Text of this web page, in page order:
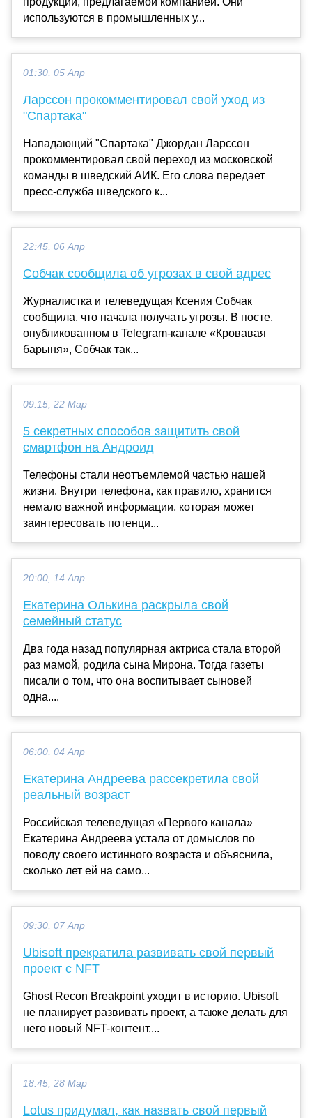
используются в промышленных у...
01:30, 05 Апр
Ларссон прокомментировал свой уход из
"Спартака"
Нападающий "Спартака" Джордан Ларссон
прокомментировал свой переход из московской
команды в шведский АИК. Его слова передает
пресс-служба шведского к...
22:45, 06 Апр
Собчак сообщила об угрозах в свой адрес
Журналистка и телеведущая Ксения Собчак
сообщила, что начала получать угрозы. В посте,
опубликованном в Telegram-канале «Кровавая
барыня», Собчак так...
09:15, 22 Мар
5 секретных способов защитить свой
смартфон на Андроид
Телефоны стали неотъемлемой частью нашей
жизни. Внутри телефона, как правило, хранится
немало важной информации, которая может
заинтересовать потенци...
20:00, 14 Апр
Екатерина Олькина раскрыла свой
семейный статус
Два года назад популярная актриса стала второй
раз мамой, родила сына Мирона. Тогда газеты
писали о том, что она воспитывает сыновей
одна....
06:00, 04 Апр
Екатерина Андреева рассекретила свой
реальный возраст
Российская телеведущая «Первого канала»
Екатерина Андреева устала от домыслов по
поводу своего истинного возраста и объяснила,
сколько лет ей на само...
09:30, 07 Апр
Ubisoft прекратила развивать свой первый
проект с NFT
Ghost Recon Breakpoint уходит в историю. Ubisoft
не планирует развивать проект, а также делать для
него новый NFT-контент....
18:45, 28 Мар
Lotus придумал, как назвать свой первый